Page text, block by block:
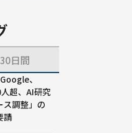
30日間
、
超、AI研究
ス調整」の
請